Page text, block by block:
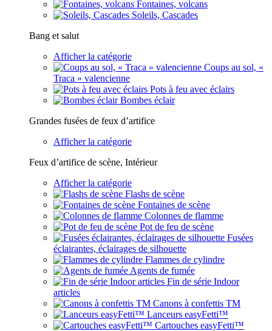
Fontaines, volcans
Soleils, Cascades
Bang et salut
Afficher la catégorie
Coups au sol, «
Traca » valencienne
Pots à feu avec éclairs
Bombes éclair
Grandes fusées de feux d’artifice
Afficher la catégorie
Feux d’artifice de scène, Intérieur
Afficher la catégorie
Flashs de scène
Fontaines de scène
Colonnes de flamme
Pot de feu de scène
Fusées
éclairantes, éclairages de silhouette
Flammes de cylindre
Agents de fumée
Fin de série Indoor
articles
Canons à confettis TM
Lanceurs easyFetti™
Cartouches easyFetti™